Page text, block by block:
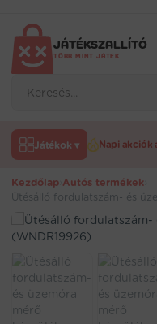
tartalomraJÁTÉKSZALLÍTÓ
TÖBB MINT JÁTÉK
search
Játékok ▾ Napi akciók
Kezdőlap Autós termékek
Ütésálló fordulatszám- és